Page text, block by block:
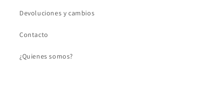
Devoluciones y cambios
Contacto
¿Quienes somos?